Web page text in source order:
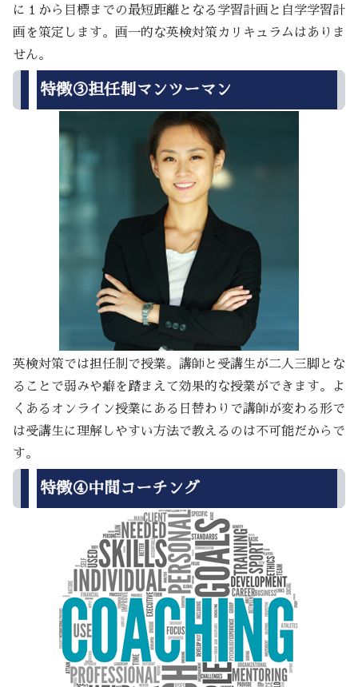
に１から目標までの最短距離となる学習計画と自学学習計
画を策定します。画一的な英検対策カリキュラムはありま
せん。
特徴③担任制マンツーマン
英検対策では担任制で授業。講師と受講生が二人三脚とな
ることで弱みや癖を踏まえて効果的な授業ができます。よ
くあるオンライン授業にある日替わりで講師が変わる形で
は受講生に理解しやすい方法で教えるのは不可能だからで
す。
特徴④中間コーチング